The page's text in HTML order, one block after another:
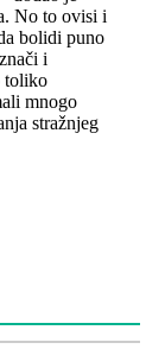
No to ovisi i
bolidi puno
i
toliko
mnogo
stražnjeg